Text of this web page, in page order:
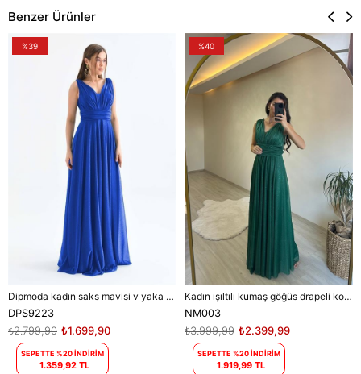
Benzer Ürünler
Dipmoda kadın saks mavisi v yaka simli tül abiye elbise DPS9223
DPS9223
₺1.699,90
₺2.799,90
SEPETTE %20 İNDİRİM
1.359,92 TL
%39
Kadın ışıltılı kumaş göğüs drapeli kolsuz elbise DPNM003
NM003
₺2.399,99
₺3.999,99
SEPETTE %20 İNDİRİM
1.919,99 TL
%40